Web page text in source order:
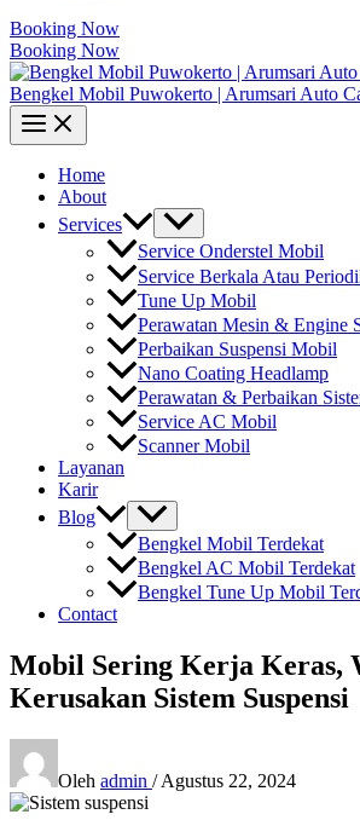
Booking Now
Booking Now
Bengkel Mobil Puwokerto | Arumsari Auto
Home
About
Services
Service Onderstel Mobil
Service Berkala Atau
Tune Up Mobil
Perawatan Mesin & Engine
Perbaikan Suspensi Mobil
Nano Coating Headlamp
Perawatan & Perbaikan
Service AC Mobil
Scanner Mobil
Layanan
Karir
Blog
Bengkel Mobil Terdekat
Bengkel AC Mobil Terdekat
Bengkel Tune Up Mobil
Contact
Mobil Sering Kerja Keras,
Kerusakan Sistem Suspensi
Oleh admin /Agustus 22, 2024